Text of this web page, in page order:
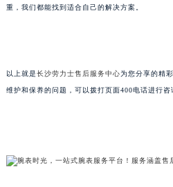
重，我们都能找到适合自己的解决方案。
以上就是长沙劳力士售后服务中心为您分享的精
维护和保养的问题，可以拨打页面400电话进行咨